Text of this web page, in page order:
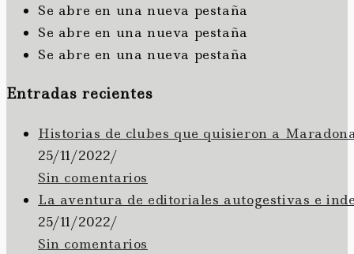
Se abre en una nueva pestaña
Se abre en una nueva pestaña
Se abre en una nueva pestaña
Entradas recientes
Historias de clubes que quisieron a
25/11/2022/
Sin comentarios
La aventura de editoriales autogestivas e
25/11/2022/
Sin comentarios